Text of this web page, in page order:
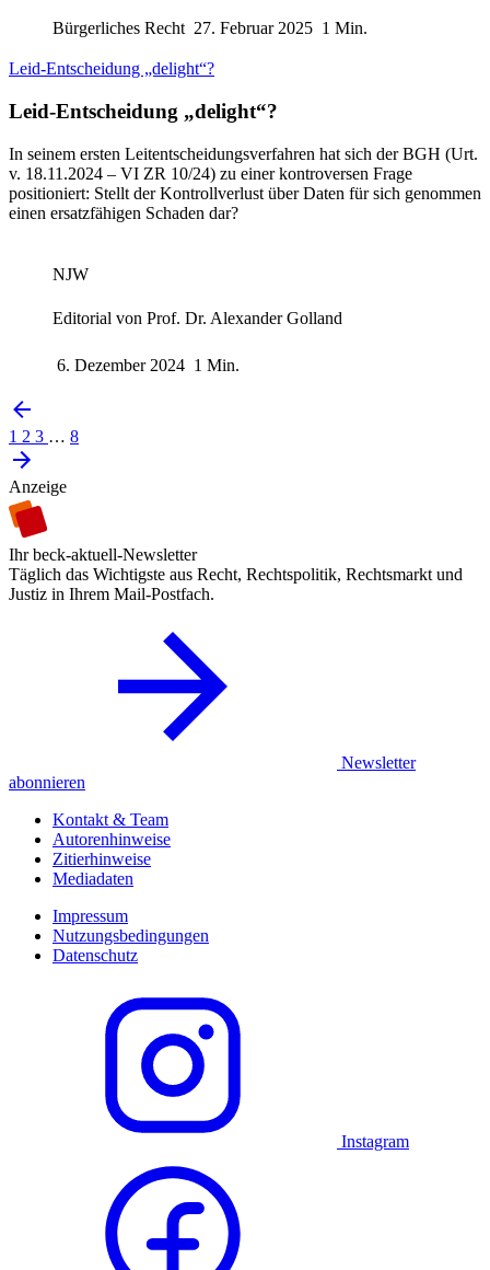
Bürgerliches Recht 27. Februar 2025 1 Min.
Leid-Entscheidung „delight“?
Leid-Entscheidung „delight“?
In seinem ersten Leitentscheidungsverfahren hat sich der BGH (Urt.
v. 18.11.​2024 – VI ZR 10/24) zu einer kontroversen Frage
positioniert: Stellt der Kontrollverlust über Daten für sich genommen
einen ersatzfähigen Schaden dar?
NJW
Editorial von Prof. Dr. Alexander Golland
6. Dezember 2024 1 Min.
1 2 3 … 8
Anzeige
Ihr beck-aktuell-Newsletter
Täglich das Wichtigste aus Recht, Rechtspolitik, Rechtsmarkt und
Justiz in Ihrem Mail-Postfach.
Newsletter
abonnieren
Kontakt & Team
Autorenhinweise
Zitierhinweise
Mediadaten
Impressum
Nutzungsbedingungen
Datenschutz
Instagram